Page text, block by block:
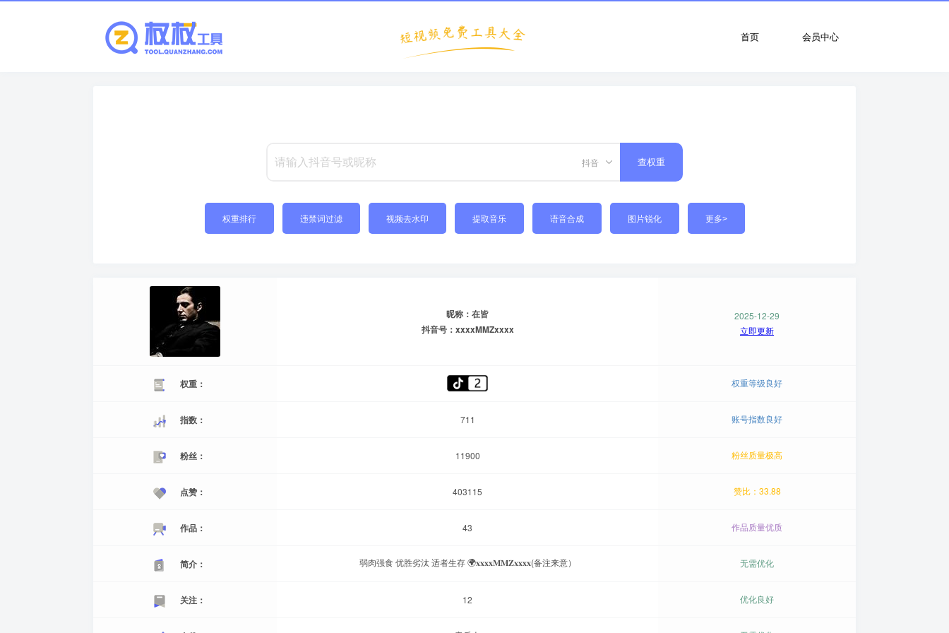
会员中心
首页
抖音 查权重
权重排行 违禁词过滤 视频去水印 提取音乐 语音合成 图片锐化 更多>
昵称：在皆
抖音号：xxxxMMZxxxx
2025-12-29
立即更新
权重： 权重等级良好
指数： 711 账号指数良好
粉丝： 11900 粉丝质量极高
点赞： 403115 赞比：33.88
作品： 43 作品质量优质
简介： 弱肉强食 优胜劣汰 适者生存 🌍𝐱𝐱𝐱𝐱𝐌𝐌𝐙𝐱𝐱𝐱𝐱(备注来意） 无需优化
关注： 12 优化良好